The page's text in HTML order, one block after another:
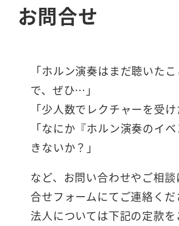
お問合せ
「ホルン演奏はまだ聴いた
で、ぜひ…」
「少人数でレクチャーを受け
「なにか『ホルン演奏のイ
きないか？」
など、お問い合わせやご相
合せフォームにてご連絡くだ
法人については下記の定款を